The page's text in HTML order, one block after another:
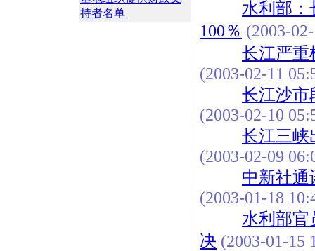
持者名单
水利部：
100％ (2003-
长江严重
(2003-02-11
长江沙市
(2003-02-10
长江三峡
(2003-02-09
中新社通
(2003-01-18
水利部官
决 (2003-01-15